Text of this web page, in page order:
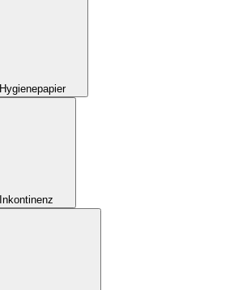
Hygienepapier
Inkontinenz